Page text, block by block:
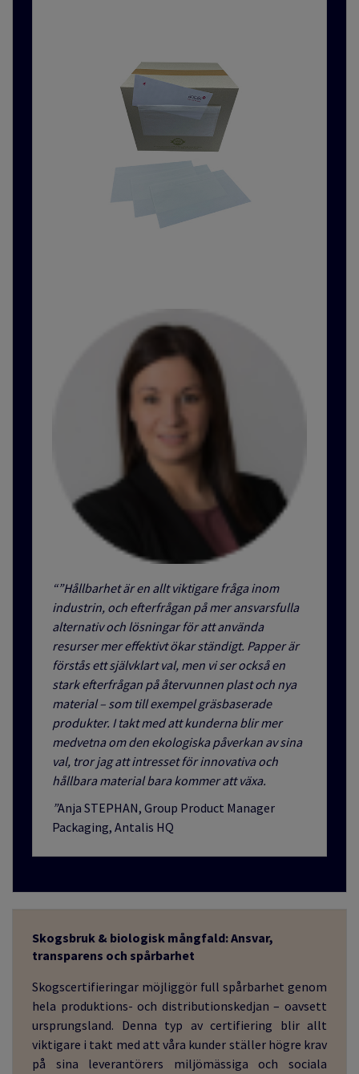
“”Hållbarhet är en allt viktigare fråga inom
industrin, och efterfrågan på mer ansvarsfulla
alternativ och lösningar för att använda
resurser mer effektivt ökar ständigt. Papper är
förstås ett självklart val, men vi ser också en
stark efterfrågan på återvunnen plast och nya
material – som till exempel gräsbaserade
produkter. I takt med att kunderna blir mer
medvetna om den ekologiska påverkan av sina
val, tror jag att intresset för innovativa och
hållbara material bara kommer att växa.
”Anja STEPHAN, Group Product Manager
Packaging, Antalis HQ
Skogsbruk & biologisk mångfald: Ansvar,
transparens och spårbarhet
Skogscertifieringar möjliggör full spårbarhet genom
hela produktions- och distributionskedjan – oavsett
ursprungsland. Denna typ av certifiering blir allt
viktigare i takt med att våra kunder ställer högre krav
på sina leverantörers miljömässiga och sociala